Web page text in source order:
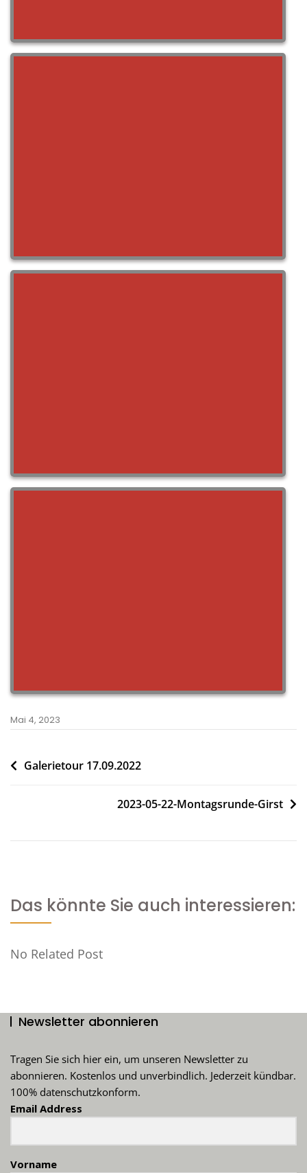
Mai 4, 2023
Beitragsnavigation
Galerietour 17.09.2022
2023-05-22-Montagsrunde-Girst
Das könnte Sie auch interessieren:
No Related Post
Newsletter abonnieren
Tragen Sie sich hier ein, um unseren Newsletter zu
abonnieren. Kostenlos und unverbindlich. Jederzeit kündbar.
100% datenschutzkonform.
Email Address
Vorname